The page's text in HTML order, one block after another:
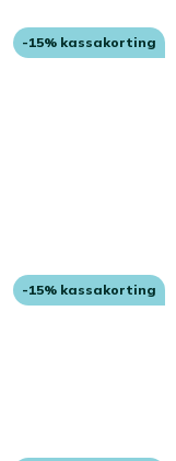
-15% kassakorting
-15% kassakorting